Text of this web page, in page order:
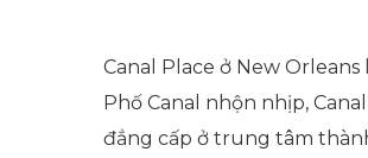
Canal Place ở New
Phố Canal nhộn nhịp,
đẳng cấp ở trung tâm